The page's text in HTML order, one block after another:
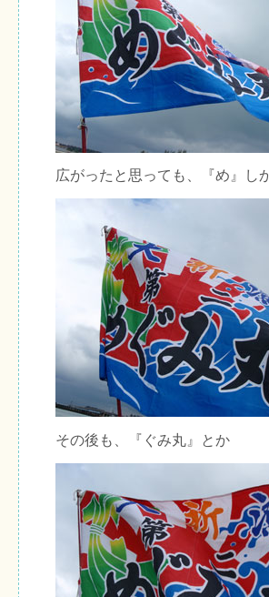
広がったと思っても、『め』し
その後も、『ぐみ丸』とか